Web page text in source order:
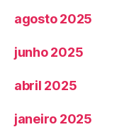
agosto 2025
junho 2025
abril 2025
janeiro 2025